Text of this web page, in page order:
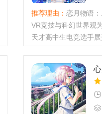
推荐理由： 恋月物语
VR竞技与科幻世界观
天才高中生电竞选手
色介绍向往地球的月
包